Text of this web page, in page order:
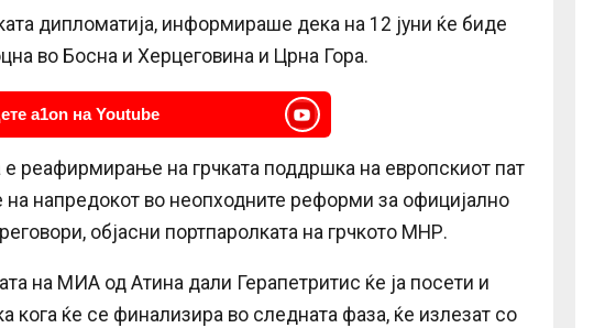
дипломатија, информираше дека на 12 јуни ќе биде
во Босна и Херцеговина и Црна Гора.
a1on на Youtube
е реафирмирање на грчката поддршка на европскиот пат
на напредокот во неопходните реформи за официјално
објасни портпаролката на грчкото МНР.
на МИА од Атина дали Герапетритис ќе ја посети и
кога ќе се финализира во следната фаза, ќе излезат со